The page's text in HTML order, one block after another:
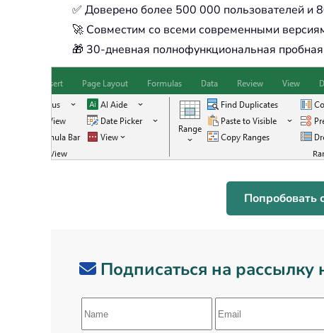
✅ Доверено более 500 000 пользователей и
🚀 Совместим со всеми современными
🎁 30-дневная полнофункциональная
Попробовать
Подписаться на рассылку